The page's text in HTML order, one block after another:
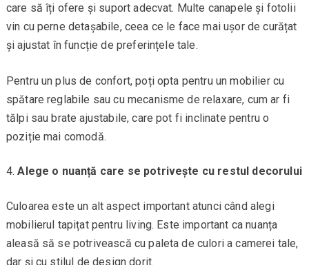
care să îți ofere și suport adecvat. Multe canapele și fotolii
vin cu perne detașabile, ceea ce le face mai ușor de curățat
și ajustat în funcție de preferințele tale.
Pentru un plus de confort, poți opta pentru un mobilier cu
spătare reglabile sau cu mecanisme de relaxare, cum ar fi
tălpi sau brate ajustabile, care pot fi inclinate pentru o
poziție mai comodă.
Alege o nuanță care se potrivește cu restul decorului
Culoarea este un alt aspect important atunci când alegi
mobilierul tapițat pentru living. Este important ca nuanța
aleasă să se potrivească cu paleta de culori a camerei tale,
dar și cu stilul de design dorit.